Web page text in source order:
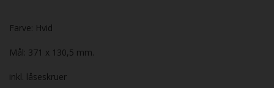
Farve: Hvid
Mål: 371 x 130,5 mm.
inkl. låseskruer